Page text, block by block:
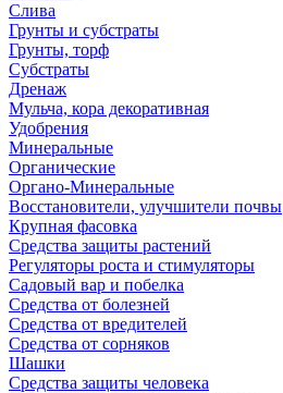
Слива
Грунты и субстраты
Грунты, торф
Субстраты
Дренаж
Мульча, кора декоративная
Удобрения
Минеральные
Органические
Органо-Минеральные
Восстановители, улучшители почвы
Крупная фасовка
Средства защиты растений
Регуляторы роста и стимуляторы
Садовый вар и побелка
Средства от болезней
Средства от вредителей
Средства от сорняков
Шашки
Средства защиты человека